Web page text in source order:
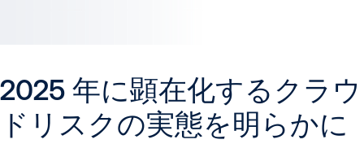
2025 年に顕在化するクラウ
ドリスクの実態を明らかに